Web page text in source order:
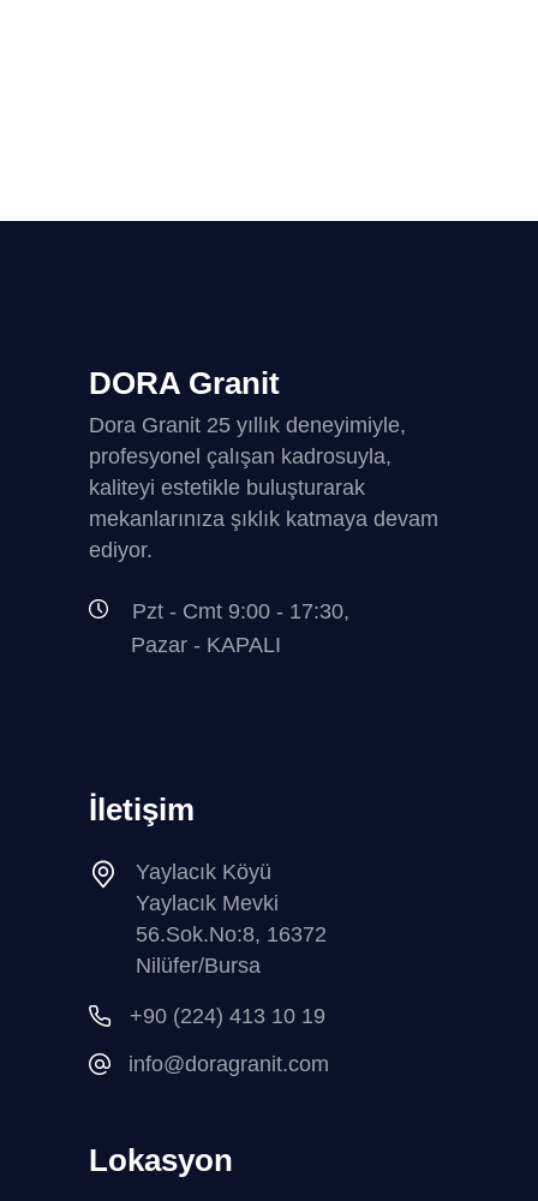
DORA Granit
Dora Granit 25 yıllık deneyimiyle,
profesyonel çalışan kadrosuyla,
kaliteyi estetikle buluşturarak
mekanlarınıza şıklık katmaya devam
ediyor.
Pzt - Cmt 9:00 - 17:30,
Pazar - KAPALI
İletişim
Yaylacık Köyü
Yaylacık Mevki
56.Sok.No:8, 16372
Nilüfer/Bursa
+90 (224) 413 10 19
info@doragranit.com
Lokasyon